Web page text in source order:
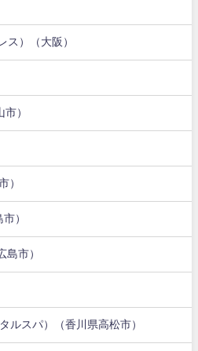
ス）（大阪）
）
）
）
島市）
ルスパ）（香川県高松市）